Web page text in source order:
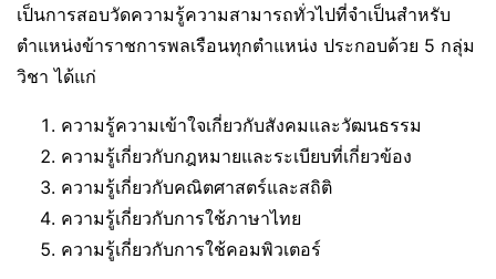
เป็นการสอบวัดความรู้ความสามารถทั่วไปที่จำเป็นสำหรับ
ตำแหน่งข้าราชการพลเรือนทุกตำแหน่ง ประกอบด้วย 5 กลุ่ม
วิชา ได้แก่
ความรู้ความเข้าใจเกี่ยวกับสังคมและวัฒนธรรม
ความรู้เกี่ยวกับกฎหมายและระเบียบที่เกี่ยวข้อง
ความรู้เกี่ยวกับคณิตศาสตร์และสถิติ
ความรู้เกี่ยวกับการใช้ภาษาไทย
ความรู้เกี่ยวกับการใช้คอมพิวเตอร์